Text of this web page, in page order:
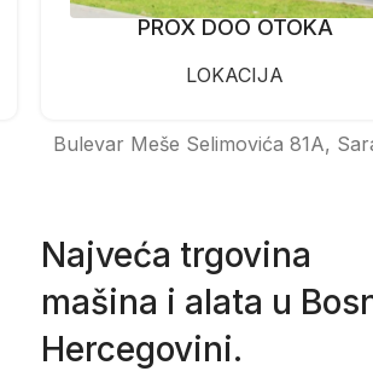
PROX DOO OTOKA
LOKACIJA
Bulevar Meše Selimovića 81A,
Najveća trgovina
mašina i alata u
Hercegovini.